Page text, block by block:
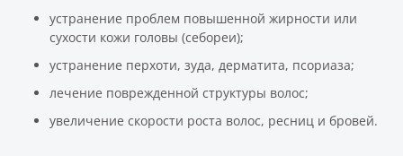
устранение проблем повышенной жирности или
сухости кожи головы (себореи);
устранение перхоти, зуда, дерматита, псориаза;
лечение поврежденной структуры волос;
увеличение скорости роста волос, ресниц и бровей.